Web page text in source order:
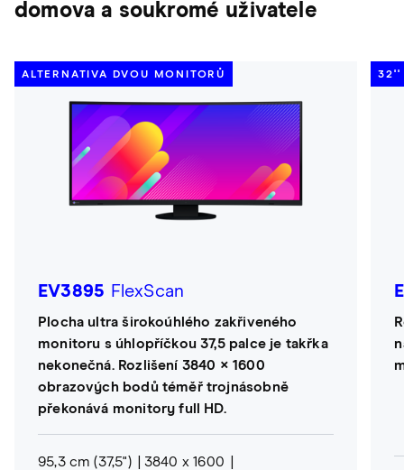
domova a soukromé uživatele
ALTERNATIVA DVOU MONITORŮ
EV3895 FlexScan
Plocha ultra širokoúhlého zakřiveného
monitoru s úhlopříčkou 37,5 palce je takřka
nekonečná. Rozlišení 3840 × 1600
obrazových bodů téměř trojnásobně
překonává monitory full HD.
95,3 cm (37,5")
3840 x 1600
32''